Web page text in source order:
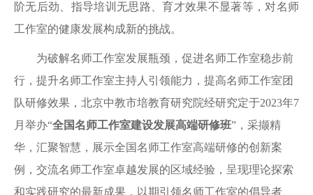
阶无后劲、指导培训无思路、育才效果不显著等，对名师
工作室的健康发展构成新的挑战。
为破解名师工作室发展瓶颈，促进名师工作室稳步前
行，提升名师工作室主持人引领能力，提高名师工作室团
队研修效果，北京中教市培教育研究院经研究定于2023年7
月举办“全国名师工作室建设发展高端研修班”，采撷精
华，汇聚智慧，展示全国名师工作室高端研修的创新案
例，交流名师工作室卓越发展的区域经验，呈现理论探索
和实践研究的最新成果，以期引领名师工作室的倡导者、